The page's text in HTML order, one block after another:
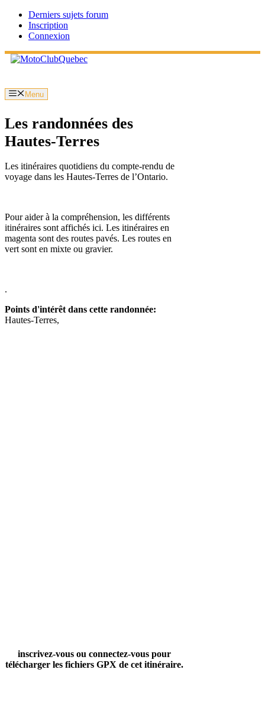
Aller
contenu
Derniers sujets forum
Inscription
Connexion
Menu
Les randonnées des
Hautes-Terres
Les itinéraires quotidiens du compte-rendu de
voyage dans les Hautes-Terres de l’Ontario.
Pour aider à la compréhension, les différents
itinéraires sont affichés ici. Les itinéraires en
magenta sont des routes pavés. Les routes en
vert sont en mixte ou gravier.
.
Points d'intérêt dans cette randonnée:
Hautes-Terres,
inscrivez-vous ou connectez-vous pour
télécharger les fichiers GPX de cet itinéraire.